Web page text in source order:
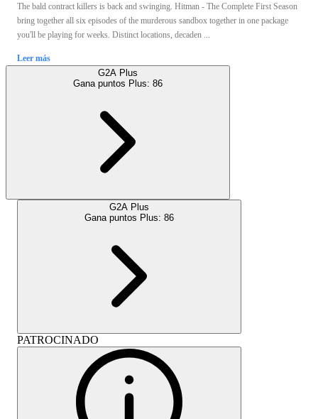
The bald contract killers is back and swinging. Hitman - The Complete First Season
bring together all six episodes of the murderous sandbox together in one package
you'll be playing for weeks. Distinct locations, decaden ...
Leer más
G2A Plus
Gana puntos Plus: 86
G2A Plus
Gana puntos Plus: 86
PATROCINADO